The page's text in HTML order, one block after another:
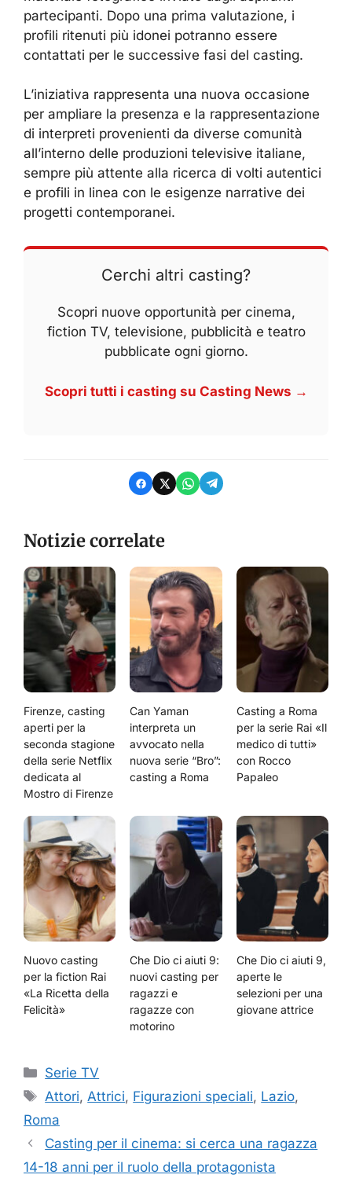
partecipanti. Dopo una prima valutazione, i
profili ritenuti più idonei potranno essere
contattati per le successive fasi del casting.
L’iniziativa rappresenta una nuova occasione
per ampliare la presenza e la rappresentazione
di interpreti provenienti da diverse comunità
all’interno delle produzioni televisive italiane,
sempre più attente alla ricerca di volti autentici
e profili in linea con le esigenze narrative dei
progetti contemporanei.
Cerchi altri casting?
Scopri nuove opportunità per cinema,
fiction TV, televisione, pubblicità e teatro
pubblicate ogni giorno.
Scopri tutti i casting su Casting News →
Notizie correlate
Firenze, casting
aperti per la
seconda stagione
della serie Netflix
dedicata al
Mostro di Firenze
Can Yaman
interpreta un
avvocato nella
nuova serie “Bro”:
casting a Roma
Casting a Roma
per la serie Rai «Il
medico di tutti»
con Rocco
Papaleo
Nuovo casting
per la fiction Rai
«La Ricetta della
Felicità»
Che Dio ci aiuti 9:
nuovi casting per
ragazzi e
ragazze con
motorino
Che Dio ci aiuti 9,
aperte le
selezioni per una
giovane attrice
Categorie
Serie TV
Tag
Attori,Attrici, Figurazioni speciali, Lazio,
Roma
Casting per il cinema: si cerca una ragazza
14-18 anni per il ruolo della protagonista